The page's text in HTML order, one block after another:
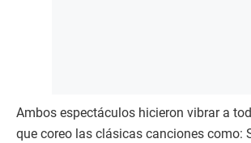
Ambos espectáculos hicieron vibrar a
que coreo las clásicas canciones como: